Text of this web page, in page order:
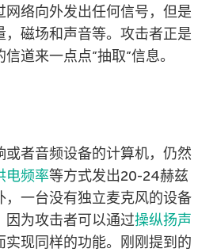
网络向外发出任何信号，但是
，磁场和声音等。攻击者正是
道来一点点”抽取”信息。
或者音频设备的计算机，仍然
电频率等方式发出20-24赫兹
，一台没有独立麦克风的设备
因为攻击者可以通过操纵扬声
实现同样的功能。刚刚提到的